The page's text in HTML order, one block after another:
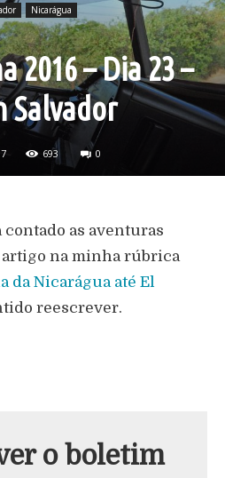
Nicarágua
2016 – Dia 23 –
Salvador
693 0
as aventuras
na minha rúbrica
da Nicarágua até El
reescrever.
o boletim